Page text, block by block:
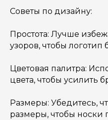
Советы по дизайну:
Простота: Лучше
узоров, чтобы
Цветовая палитра:
цвета, чтобы усилить
Размеры: Убедитесь,
размеры, чтобы